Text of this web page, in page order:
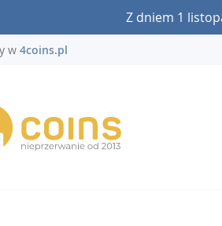
Z dniem 1
w 4coins.pl